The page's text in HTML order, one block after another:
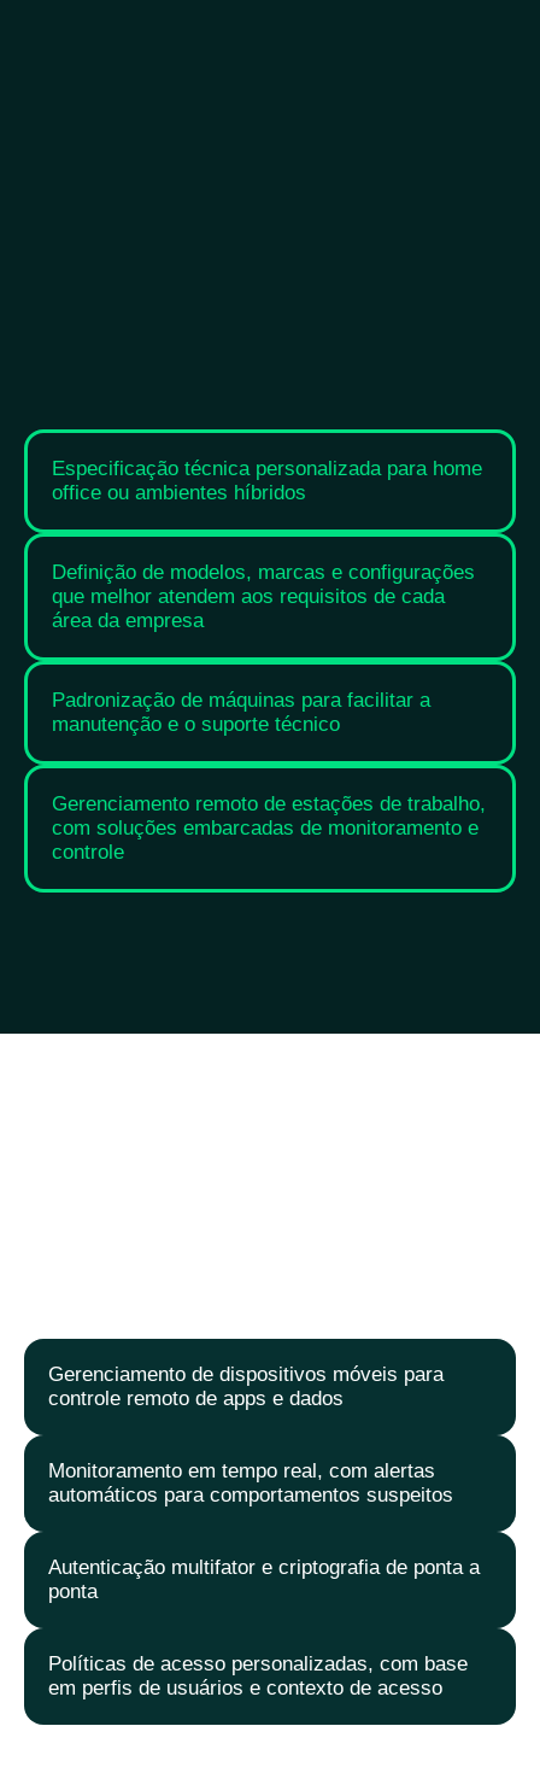
Especificação técnica personalizada para home
office ou ambientes híbridos
Definição de modelos, marcas e configurações
que melhor atendem aos requisitos de cada
área da empresa
Padronização de máquinas para facilitar a
manutenção e o suporte técnico
Gerenciamento remoto de estações de trabalho,
com soluções embarcadas de monitoramento e
controle
Gerenciamento de dispositivos móveis para
controle remoto de apps e dados
Monitoramento em tempo real, com alertas
automáticos para comportamentos suspeitos
Autenticação multifator e criptografia de ponta a
ponta
Políticas de acesso personalizadas, com base
em perfis de usuários e contexto de acesso